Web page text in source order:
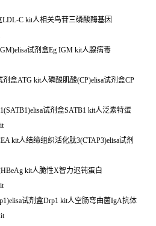
C kit人相关鸟苷三磷酸酶基因
试剂盒Eg IGM kit人腺病毒
盒ATG kit人磷酸肌酸(CP)elisa试剂盒CP
试剂盒SATB1 kit人泛素特蛋
kit人结缔组织活化肽3(CTAP3)elisa试剂
kit人脆性X智力迟钝蛋白
试剂盒Drp1 kit人空肠弯曲菌IgA抗体